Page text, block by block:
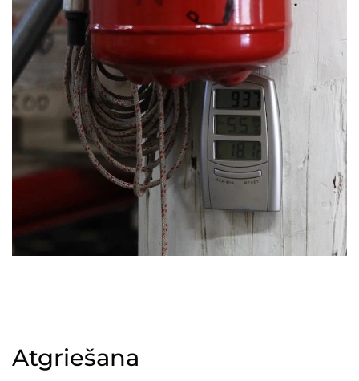
Atgriešana